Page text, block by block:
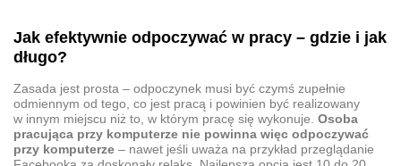
Jak efektywnie odpoczywać w pracy – gdzie i jak
długo?
Zasada jest prosta – odpoczynek musi być czymś zupełnie
odmiennym od tego, co jest pracą i powinien być realizowany
w innym miejscu niż to, w którym pracę się wykonuje. Osoba
pracująca przy komputerze nie powinna więc odpoczywać
przy komputerze – nawet jeśli uważa na przykład przeglądanie